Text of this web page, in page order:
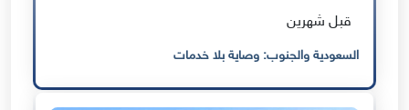
قبل شهرين
السعودية والجنوب: وصاية بلا خدمات